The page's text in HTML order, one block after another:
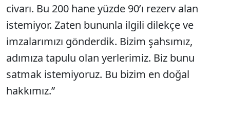
civarı. Bu 200 hane yüzde 90’ı rezerv alan
istemiyor. Zaten bununla ilgili dilekçe ve
imzalarımızı gönderdik. Bizim şahsımız,
adımıza tapulu olan yerlerimiz. Biz bunu
satmak istemiyoruz. Bu bizim en doğal
hakkımız.”